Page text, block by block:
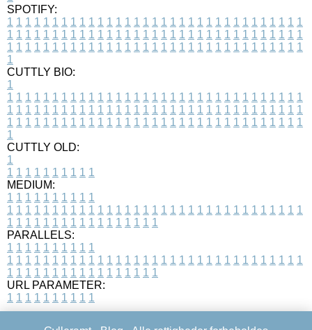
SPOTIFY:
1 1 1 1 1 1 1 1 1 1 1 1 1 1 1 1 1 1 1 1 1 1 1 1 1 1 1 1 1 1 1 1 1
1 1 1 1 1 1 1 1 1 1 1 1 1 1 1 1 1 1 1 1 1 1 1 1 1 1 1 1 1 1 1 1 1
1 1 1 1 1 1 1 1 1 1 1 1 1 1 1 1 1 1 1 1 1 1 1 1 1 1 1 1 1 1 1 1 1
1
CUTTLY BIO:
1
1 1 1 1 1 1 1 1 1 1 1 1 1 1 1 1 1 1 1 1 1 1 1 1 1 1 1 1 1 1 1 1 1
1 1 1 1 1 1 1 1 1 1 1 1 1 1 1 1 1 1 1 1 1 1 1 1 1 1 1 1 1 1 1 1 1
1 1 1 1 1 1 1 1 1 1 1 1 1 1 1 1 1 1 1 1 1 1 1 1 1 1 1 1 1 1 1 1 1
1
CUTTLY OLD:
1
1 1 1 1 1 1 1 1 1 1
MEDIUM:
1 1 1 1 1 1 1 1 1 1
1 1 1 1 1 1 1 1 1 1 1 1 1 1 1 1 1 1 1 1 1 1 1 1 1 1 1 1 1 1 1 1 1
1 1 1 1 1 1 1 1 1 1 1 1 1 1 1 1 1
PARALLELS:
1 1 1 1 1 1 1 1 1 1
1 1 1 1 1 1 1 1 1 1 1 1 1 1 1 1 1 1 1 1 1 1 1 1 1 1 1 1 1 1 1 1 1
1 1 1 1 1 1 1 1 1 1 1 1 1 1 1 1 1
URL PARAMETER:
1 1 1 1 1 1 1 1 1 1